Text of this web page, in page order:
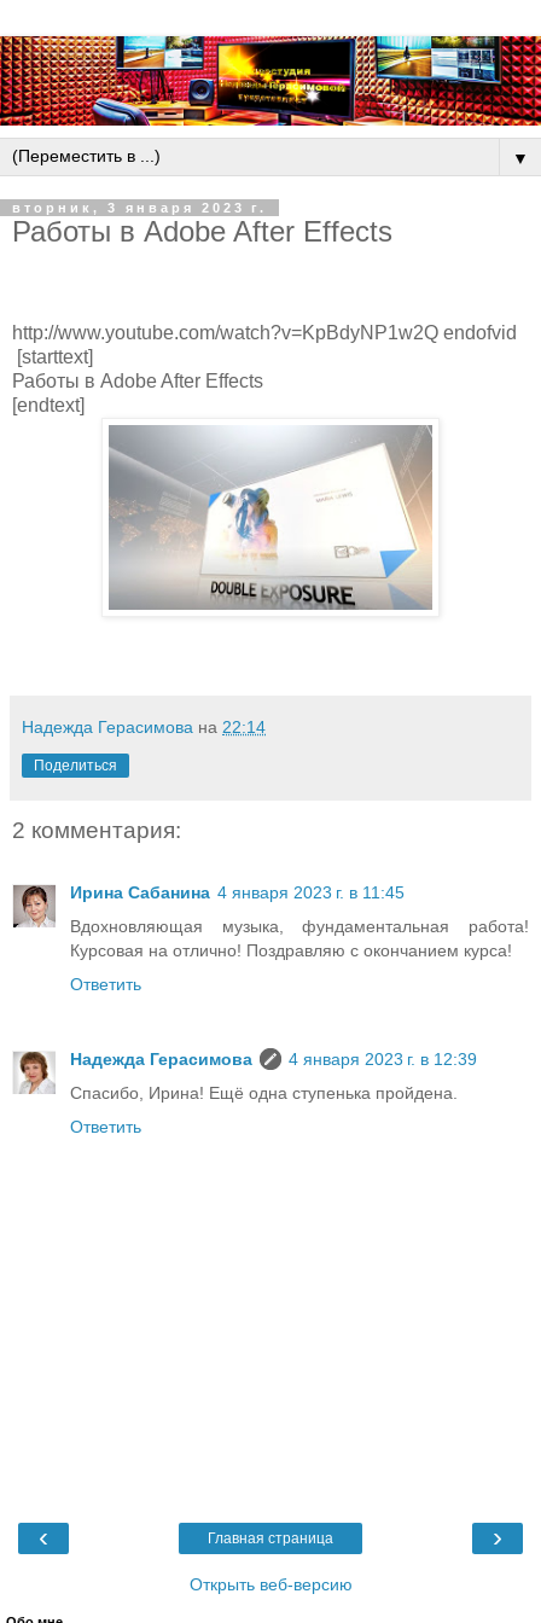
▼
вторник, 3 января 2023 г.
Работы в Adobe After Effects
http://www.youtube.com/watch?v=KpBdyNP1w2Q endofvid
[starttext]
Работы в Adobe After Effects
[endtext]
Надежда Герасимова на 22:14
Поделиться
2 комментария:
Ирина Сабанина 4 января 2023 г. в 11:45
Вдохновляющая музыка, фундаментальная работа!
Курсовая на отлично! Поздравляю с окончанием курса!
Ответить
Надежда Герасимова
4 января 2023 г. в 12:39
Спасибо, Ирина! Ещё одна ступенька пройдена.
Ответить
‹ ›
Главная страница
Открыть веб-версию